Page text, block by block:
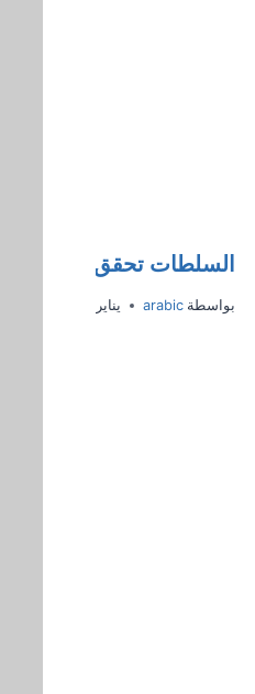
السلطات تحقق في حريق
بواسطة arabic يناير 15, 2025